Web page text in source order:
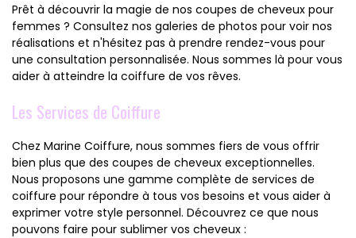
Prêt à découvrir la magie de nos coupes de cheveux pour
femmes ? Consultez nos galeries de photos pour voir nos
réalisations et n'hésitez pas à prendre rendez-vous pour
une consultation personnalisée. Nous sommes là pour vous
aider à atteindre la coiffure de vos rêves.
Les Services de Coiffure
Chez Marine Coiffure, nous sommes fiers de vous offrir
bien plus que des coupes de cheveux exceptionnelles.
Nous proposons une gamme complète de services de
coiffure pour répondre à tous vos besoins et vous aider à
exprimer votre style personnel. Découvrez ce que nous
pouvons faire pour sublimer vos cheveux :